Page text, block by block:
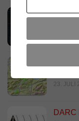
Neues
28. JULI
23. JULI
DARC